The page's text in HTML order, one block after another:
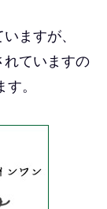
ますが、
れていますの
。